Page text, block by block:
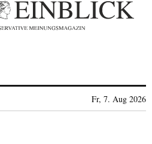
Fr, 7. Aug 2026